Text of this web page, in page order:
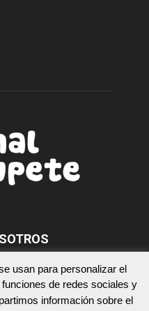
usan para personalizar el
de redes sociales y
información sobre el